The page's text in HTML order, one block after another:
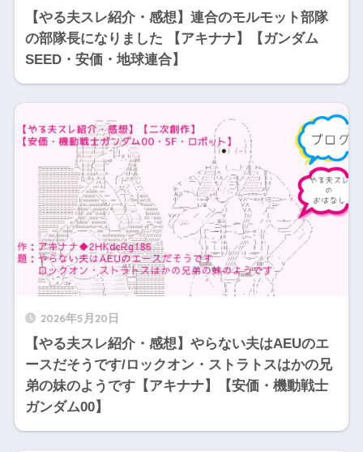
【やる夫スレ紹介・感想】連合のモルモット部隊
の部隊長になりました 【アキナナ】【ガンダム
SEED・安価・地球連合】
2026年5月20日
【やる夫スレ紹介・感想】やらない夫はAEUのエ
ースだそうです/ロックオン・ストラトスはかの兄
弟の妹のようです【アキナナ】【安価・機動戦士
ガンダム00】